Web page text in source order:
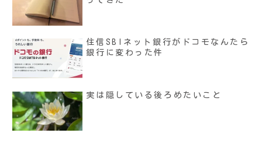
住信SBIネット銀行がドコモなんたら
銀行に変わった件
実は隠している後ろめたいこと